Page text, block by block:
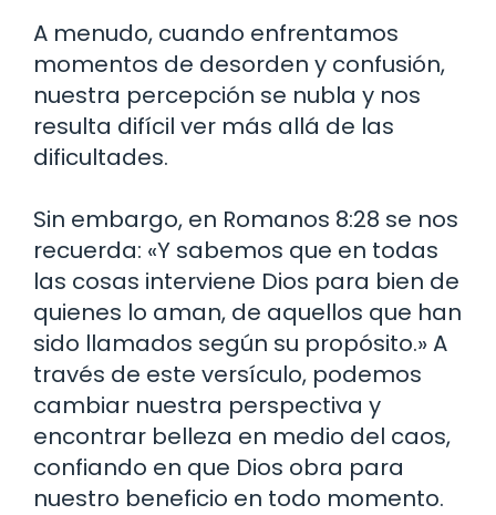
A menudo, cuando enfrentamos
momentos de desorden y confusión,
nuestra percepción se nubla y nos
resulta difícil ver más allá de las
dificultades.
Sin embargo, en Romanos 8:28 se nos
recuerda: «Y sabemos que en todas
las cosas interviene Dios para bien de
quienes lo aman, de aquellos que han
sido llamados según su propósito.» A
través de este versículo, podemos
cambiar nuestra perspectiva y
encontrar belleza en medio del caos,
confiando en que Dios obra para
nuestro beneficio en todo momento.